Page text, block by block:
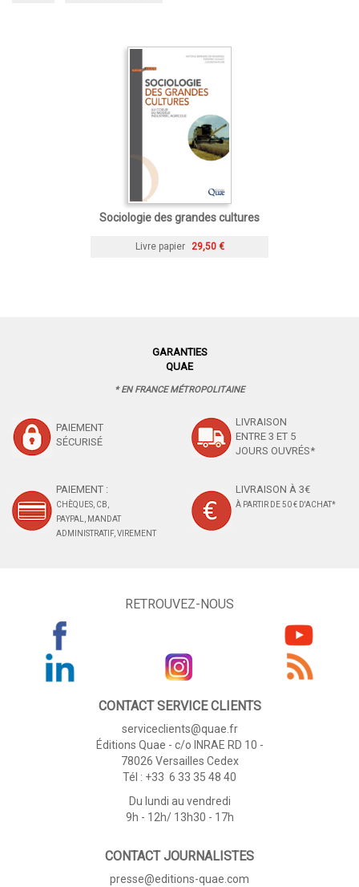
Sociologie des grandes cultures
Livre papier 29,50 €
GARANTIES
QUAE
* EN FRANCE MÉTROPOLITAINE
PAIEMENT
SÉCURISÉ
LIVRAISON
ENTRE 3 ET 5
JOURS OUVRÉS*
PAIEMENT :
CHÈQUES, CB,
PAYPAL, MANDAT
ADMINISTRATIF, VIREMENT
LIVRAISON À 3€
À PARTIR DE 50 € D'ACHAT*
RETROUVEZ-NOUS
CONTACT SERVICE CLIENTS
serviceclients@quae.fr
Éditions Quae - c/o INRAE RD 10 -
78026 Versailles Cedex
Tél : +33 6 33 35 48 40
Du lundi au vendredi
9h - 12h/ 13h30 - 17h
CONTACT JOURNALISTES
presse@editions-quae.com